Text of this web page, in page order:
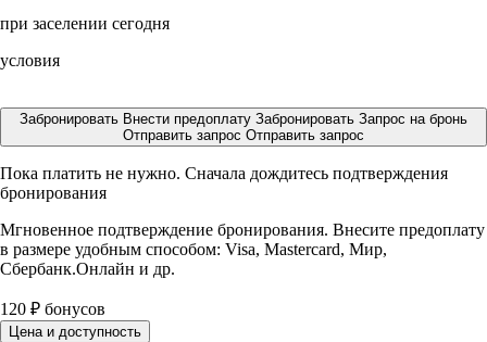
при заселении сегодня
условия
Забронировать Внести предоплату Забронировать Запрос на бронь
Отправить запрос Отправить запрос
Пока платить не нужно. Сначала дождитесь подтверждения
бронирования
Мгновенное подтверждение бронирования. Внесите предоплату
в размере удобным способом: Visa, Mastercard, Мир,
Сбербанк.Онлайн и др.
120 ₽ бонусов
Цена и доступность